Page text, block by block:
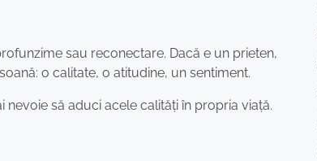
sau reconectare. Dacă e un prieten,
o calitate, o atitudine, un sentiment.
să aduci acele calități în propria viață.